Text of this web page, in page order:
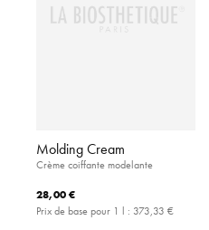
Molding Cream
Crème coiffante modelante
28,00 €
Prix de base pour 1 l : 373,33 €